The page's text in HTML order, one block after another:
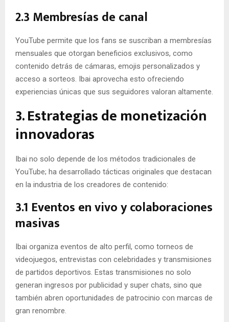
2.3 Membresías de canal
YouTube permite que los fans se suscriban a membresías
mensuales que otorgan beneficios exclusivos, como
contenido detrás de cámaras, emojis personalizados y
acceso a sorteos. Ibai aprovecha esto ofreciendo
experiencias únicas que sus seguidores valoran altamente.
3. Estrategias de monetización
innovadoras
Ibai no solo depende de los métodos tradicionales de
YouTube; ha desarrollado tácticas originales que destacan
en la industria de los creadores de contenido:
3.1 Eventos en vivo y colaboraciones
masivas
Ibai organiza eventos de alto perfil, como torneos de
videojuegos, entrevistas con celebridades y transmisiones
de partidos deportivos. Estas transmisiones no solo
generan ingresos por publicidad y super chats, sino que
también abren oportunidades de patrocinio con marcas de
gran renombre.